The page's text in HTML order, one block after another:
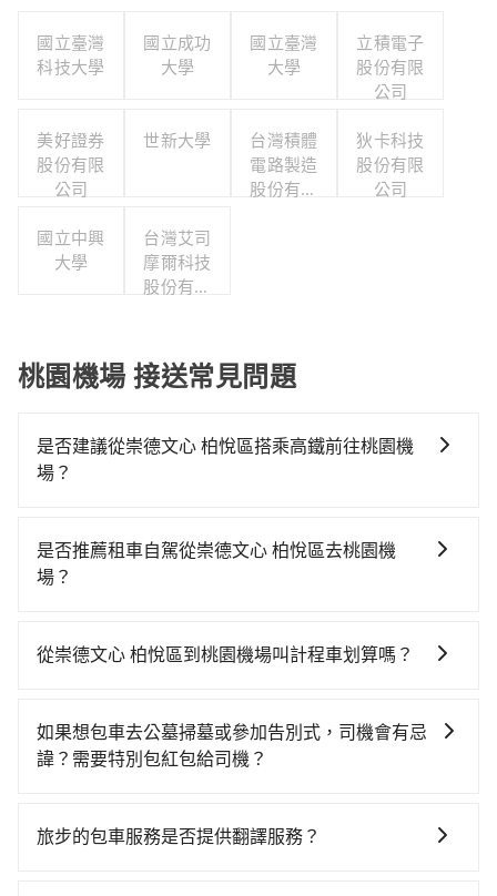
國立臺灣
科技大學
國立成功
大學
國立臺灣
大學
立積電子
股份有限
公司
美好證券
股份有限
公司
世新大學
台灣積體
電路製造
股份有限
狄卡科技
股份有限
公司
國立中興
大學
台灣艾司
摩爾科技
股份有限
桃園機場 接送常見問題
是否建議從崇德文心 柏悅區搭乘高鐵前往桃園機
場？
貴、費時，且難叫計程車前往高鐵站！從最早06:15一直
到22:50，南港-桃園一天最多有72班次高鐵可搭乘。假
鐘。抵達高鐵站後，步行進站、現場購票並於月台排隊
鐘出站、等待車站前排班的計程車，搭上小黃後約花20
分鐘、車費400元後，抵達桃園機場 (桃園市大園區) 的
領有合法執照的計程車僅有1,000多輛，計程車的密度為
是否推薦租車自駕從崇德文心 柏悅區去桃園機
場？
應該沒有半間租車公司，如果不想額外花時間搭車前往
從崇德文心 柏悅區到桃園機場叫計程車划算嗎？
灣大車隊。依照里程跳錶計算，價格約為4,230~6,300元
間，若改選tripool的專車服務可再更便宜。但如果你無
說要臨時叫到小黃的難度是台北或新北的200倍之多。再
如果想包車去公墓掃墓或參加告別式，司機會有忌
諱？需要特別包紅包給司機？
都會提供接送服務。不過，如果您有其他特殊要求，例
旅步的包車服務是否提供翻譯服務？